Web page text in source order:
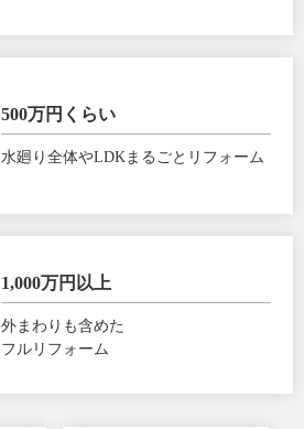
500万円くらい
水廻り全体やLDKまるごとリフォーム
1,000万円以上
外まわりも含めた
フルリフォーム